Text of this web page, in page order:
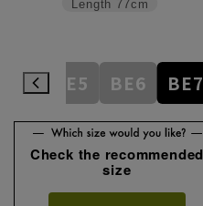
Length 77cm
BE5 BE6 BE7
Check the recommended
size